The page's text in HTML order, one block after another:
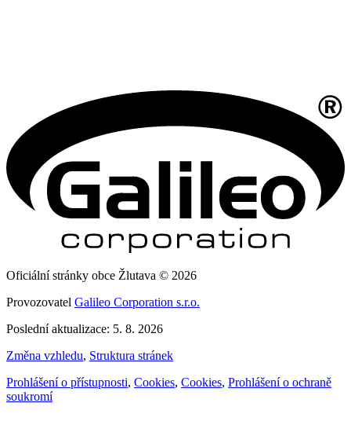
Oficiální stránky obce Žlutava © 2026
Provozovatel Galileo Corporation s.r.o.
Poslední aktualizace: 5. 8. 2026
Změna vzhledu, Struktura stránek
Prohlášení o přístupnosti, Cookies, Cookies, Prohlášení o ochraně
soukromí